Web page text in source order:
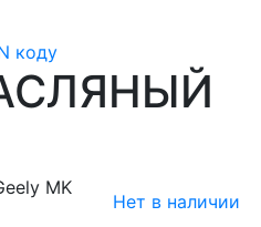
MK
Нет в наличии